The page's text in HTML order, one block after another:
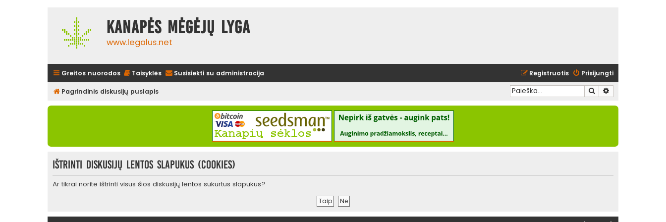
Kanapės mėgėjų lyga
www.legalus.net
Greitos nuorodos Taisyklės Susisiekti su administracija Prisijungti
Registruotis
Pagrindinis diskusijų puslapis Ieškoti
Ištrinti diskusijų lentos slapukus (cookies)
Ar tikrai norite ištrinti visus šios diskusijų lentos sukurtus slapukus?